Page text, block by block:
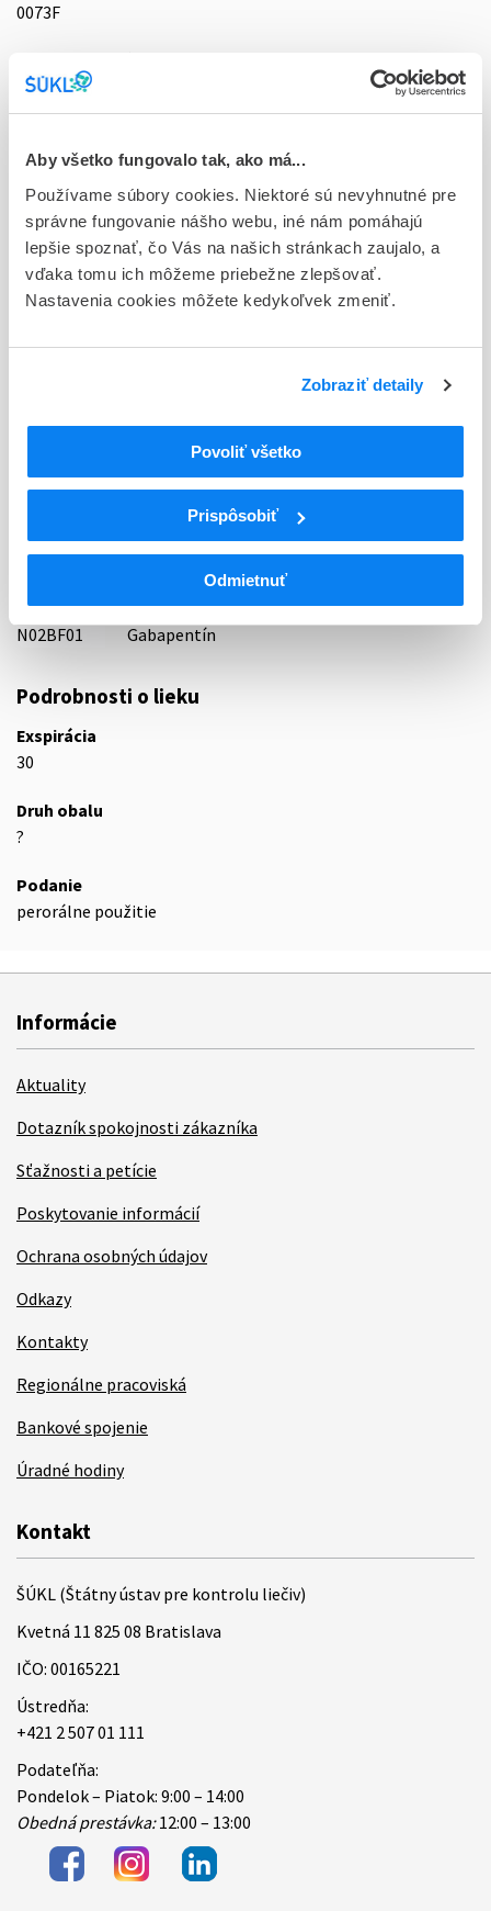
Aby všetko fungovalo tak, ako má...
Používame súbory cookies. Niektoré sú nevyhnutné pre
správne fungovanie nášho webu, iné nám pomáhajú
lepšie spoznať, čo Vás na našich stránkach zaujalo, a
vďaka tomu ich môžeme priebežne zlepšovať.
Nastavenia cookies môžete kedykoľvek zmeniť.
Zobraziť detaily
Povoliť všetko
Prispôsobiť
Odmietnuť
0073F
21/0190/25-S
cps dur 200x300 mg (blis.PVC/PVdC//Al)
R - Aktuálna registrácia
Typ registračnej procedúry
Decentralizovaná
Indikačná skupina
21 - ANTIEPILEPTICA, ANTICONVULSIVA
N02
Analgetiká
Iné analgetiká a antipyretiká
N02BF
Gabapentinoidy
N02BF01
Gabapentín
Podrobnosti o lieku
Exspirácia
30
Druh obalu
?
Podanie
perorálne použitie
Informácie
Aktuality
Dotazník spokojnosti zákazníka
Sťažnosti a petície
Poskytovanie informácií
Ochrana osobných údajov
Odkazy
Kontakty
Regionálne pracoviská
Bankové spojenie
Úradné hodiny
Kontakt
ŠÚKL (Štátny ústav pre kontrolu liečiv)
Kvetná 11 825 08 Bratislava
IČO: 00165221
Ústredňa:
+421 2 507 01 111
Podateľňa:
Pondelok – Piatok: 9:00 – 14:00
Obedná prestávka:12:00 – 13:00